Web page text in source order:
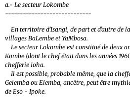
a.- Le secteur Lokombe
-----------------------------
En territoire d’Isangi, de part et d’autre de
villages BaLembe et YaMbosa.
Le secteur Lokombe est constitué de deux
Kombe (dont le chef était dans les années
chefferie Ioha.
Il est possible, probable même, que la
Gelemba ou Elemba, ancêtre, peut être
de Eso - Ipoke.